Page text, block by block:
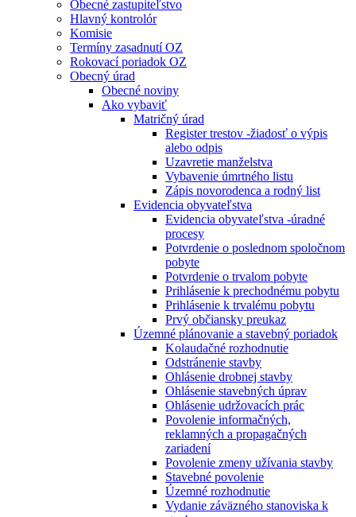
Obecné zastupiteľstvo
Hlavný kontrolór
Komisie
Termíny zasadnutí OZ
Rokovací poriadok OZ
Obecný úrad
Obecné noviny
Ako vybaviť
Matričný úrad
Register trestov -žiadosť o výpis
alebo odpis
Uzavretie manželstva
Vybavenie úmrtného listu
Zápis novorodenca a rodný list
Evidencia obyvateľstva
Evidencia obyvateľstva -úradné
procesy
Potvrdenie o poslednom spoločnom
pobyte
Potvrdenie o trvalom pobyte
Prihlásenie k prechodnému pobytu
Prihlásenie k trvalému pobytu
Prvý občiansky preukaz
Územné plánovanie a stavebný poriadok
Kolaudačné rozhodnutie
Odstránenie stavby
Ohlásenie drobnej stavby
Ohlásenie stavebných úprav
Ohlásenie udržovacích prác
Povolenie informačných,
reklamných a propagačných
zariadení
Povolenie zmeny užívania stavby
Stavebné povolenie
Územné rozhodnutie
Vydanie záväzného stanoviska k